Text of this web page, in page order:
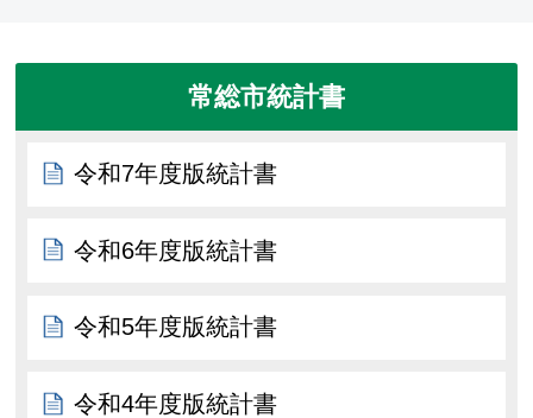
常総市統計書
令和7年度版統計書
令和6年度版統計書
令和5年度版統計書
令和4年度版統計書